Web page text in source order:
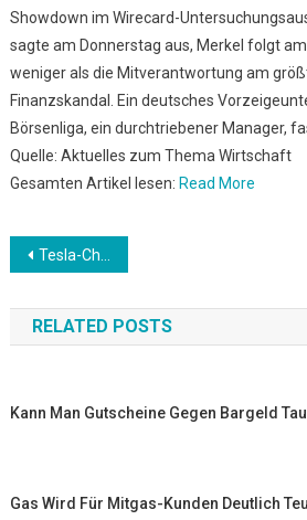
Showdown im Wirecard-
sagte am Donnerstag aus, Merkel folgt
weniger als die Mitverantwortung am
Finanzskandal. Ein deutsches
Börsenliga, ein durchtriebener Manager,
Quelle: Aktuelles zum Thema Wirtschaft
Gesamten Artikel lesen: Read More
Beitrags-
Navigation
Tesla-Chef: Elon Musk gibt 100 Millionen Dollar für Klimaschutz-Ideen
RELATED POSTS
Kann Man Gutscheine Gegen Bargeld
Gas Wird Für Mitgas-Kunden Deutlich